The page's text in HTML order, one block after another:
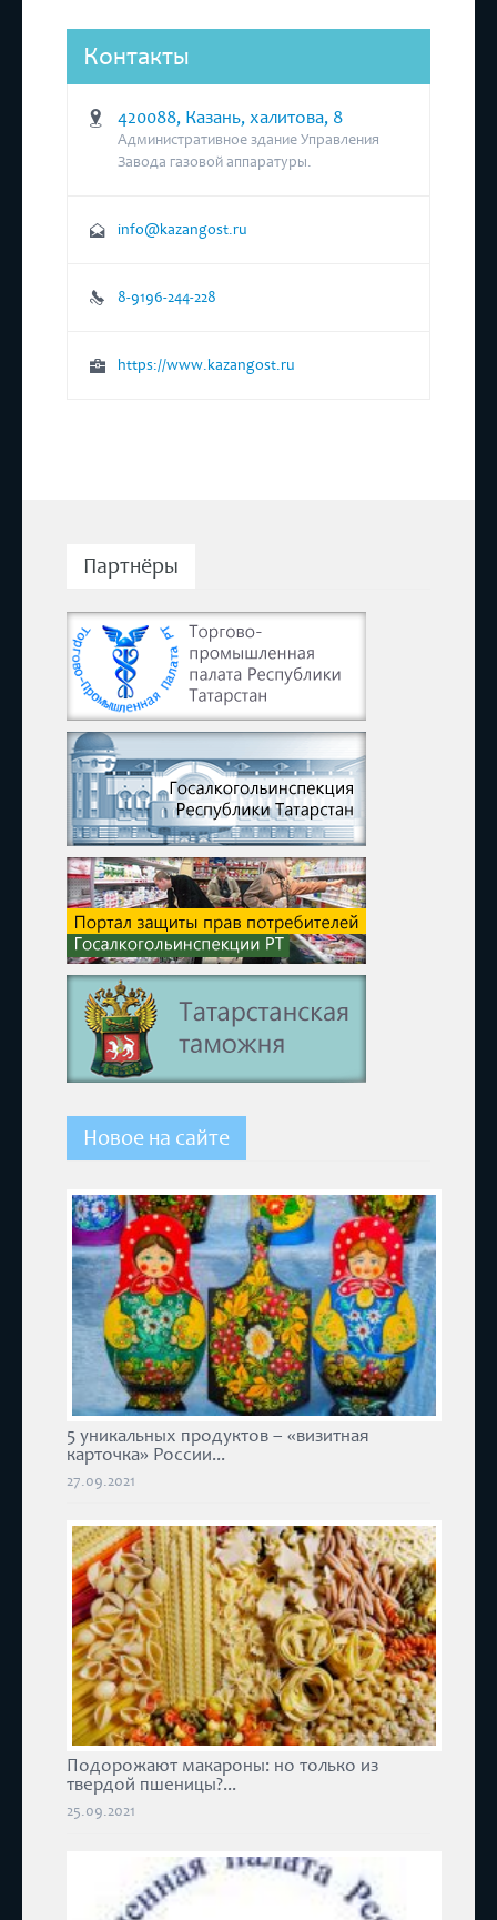
Контакты
420088, Казань, халитова, 8
Административное здание Управления
Завода газовой аппаратуры.
info@kazangost.ru
8-9196-244-228
https://www.kazangost.ru
Партнёры
Новое на сайте
5 уникальных продуктов – «визитная
карточка» России...
27.09.2021
Подорожают макароны: но только из
твердой пшеницы?...
25.09.2021